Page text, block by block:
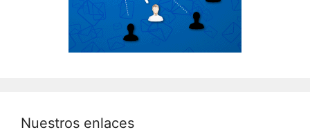
Nuestros enlaces